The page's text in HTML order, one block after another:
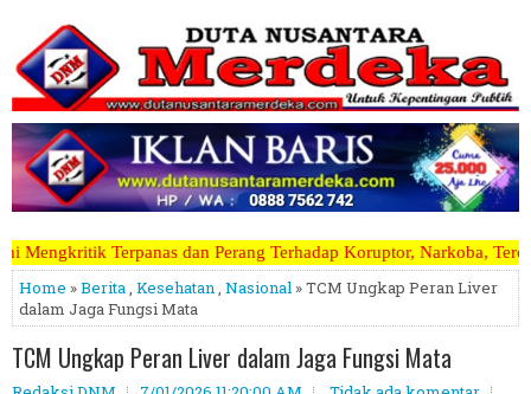
Terhadap Koruptor, Narkoba, Teroris Musuh Rakyat
Home »Berita, Kesehatan, Nasional » TCM Ungkap Peran Liver
dalam Jaga Fungsi Mata
TCM Ungkap Peran Liver dalam Jaga Fungsi Mata